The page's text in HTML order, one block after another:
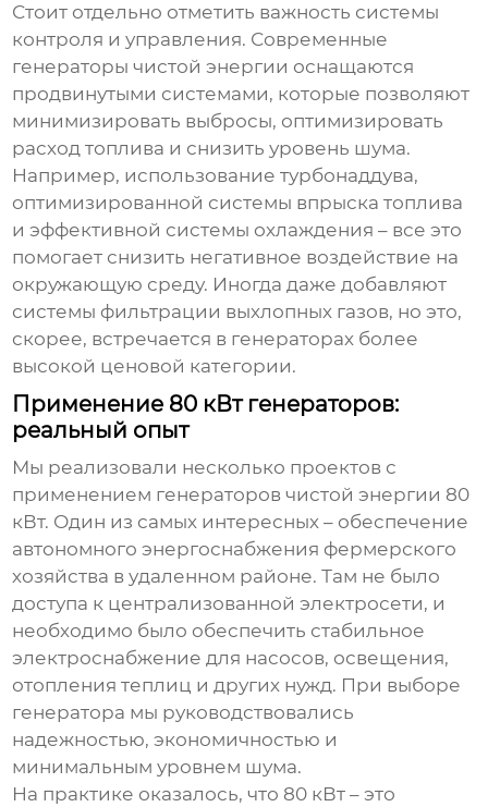
Стоит отдельно отметить важность системы
контроля и управления. Современные
генераторы чистой энергии оснащаются
продвинутыми системами, которые позволяют
минимизировать выбросы, оптимизировать
расход топлива и снизить уровень шума.
Например, использование турбонаддува,
оптимизированной системы впрыска топлива
и эффективной системы охлаждения – все это
помогает снизить негативное воздействие на
окружающую среду. Иногда даже добавляют
системы фильтрации выхлопных газов, но это,
скорее, встречается в генераторах более
высокой ценовой категории.
Применение 80 кВт генераторов:
реальный опыт
Мы реализовали несколько проектов с
применением генераторов чистой энергии 80
кВт. Один из самых интересных – обеспечение
автономного энергоснабжения фермерского
хозяйства в удаленном районе. Там не было
доступа к централизованной электросети, и
необходимо было обеспечить стабильное
электроснабжение для насосов, освещения,
отопления теплиц и других нужд. При выборе
генератора мы руководствовались
надежностью, экономичностью и
минимальным уровнем шума.
На практике оказалось, что 80 кВт – это